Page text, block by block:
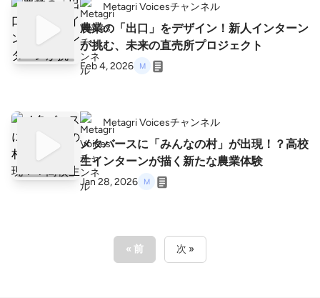
Metagri Voicesチャンネル
農業の「出口」をデザイン！新人インターン
が挑む、未来の直売所プロジェクト
Feb 4, 2026
Metagri Voicesチャンネル
メタバースに「みんなの村」が出現！？高校
生インターンが描く新たな農業体験
Jan 28, 2026
« 前 次 »